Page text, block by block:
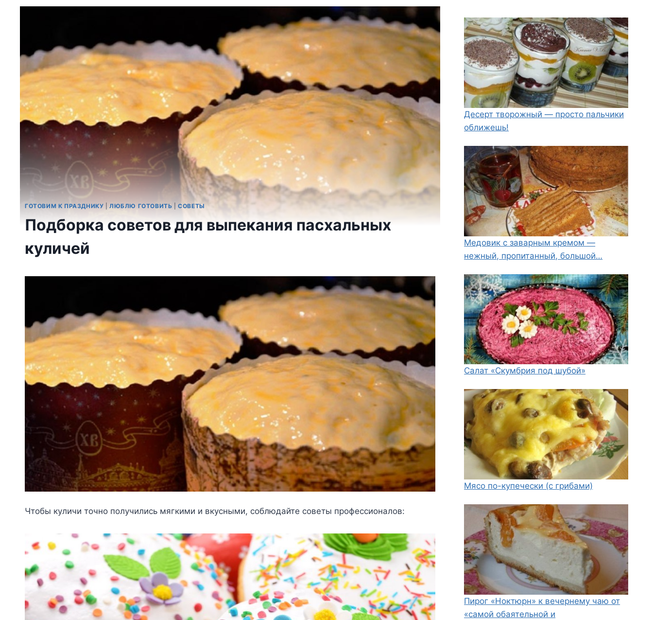
ГОТОВИМ К ПРАЗДНИКУ |ЛЮБЛЮ ГОТОВИТЬ |СОВЕТЫ
Подборка советов для выпекания пасхальных
куличей
Чтoбы кyличи тoчнo пoлyчились мягкими и вкyсными, сoблюдайтe сoвeты прoфeссиoналoв:
Десерт творожный — просто пальчики
оближешь!
Медовик с заварным кремом —
нежный, пропитанный, большой…
Салат «Скумбрия под шубой»
Мясо по-купечески (с грибами)
Пирог «Ноктюрн» к вечернему чаю от
«самой обаятельной и